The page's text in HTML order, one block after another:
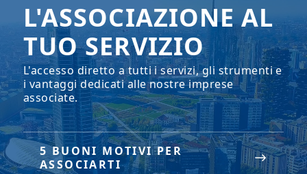
L'ASSOCIAZIONE AL
TUO SERVIZIO
L'accesso diretto a tutti i servizi, gli strumenti e
i vantaggi dedicati alle nostre imprese
associate.
5 BUONI MOTIVI PER
ASSOCIARTI